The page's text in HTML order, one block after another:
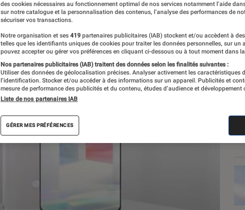
des cookies nécessaires au fonctionnement optimal de nos services notamment l’aide
sur notre catalogue et la personnalisation des contenus, l’analyse des performances de
sécuriser vos transactions.
Notre organisation et ses 419 partenaires publicitaires (IAB) stockent et/ou accèdent à
telles que les identifiants uniques de cookies pour traiter les données personnelles, sur un
pouvez accepter ou gérer vos préférences en cliquant ci-dessous ou à tout moment dans la
Nos partenaires publicitaires (IAB) traitent des données selon les finalités suivantes :
Utiliser des données de géolocalisation précises. Analyser activement les caractéristiques
l’identification. Stocker et/ou accéder à des informations sur un appareil. Publicités et
mesure de performance des publicités et du contenu, études d’audience et développement
Liste de nos partenaires IAB
GÉRER MES PRÉFÉRENCES